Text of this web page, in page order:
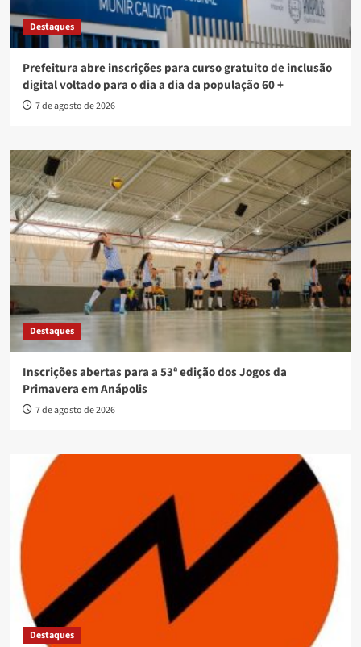
Destaques
Prefeitura abre inscrições para curso gratuito de inclusão
digital voltado para o dia a dia da população 60 +
7 de agosto de 2026
Destaques
Inscrições abertas para a 53ª edição dos Jogos da
Primavera em Anápolis
7 de agosto de 2026
Destaques